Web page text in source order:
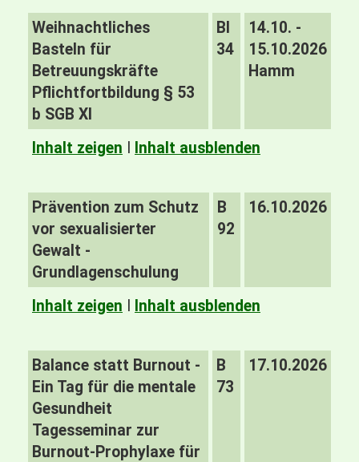
Weihnachtliches
Basteln für
Betreuungskräfte
Pflichtfortbildung § 53
b SGB XI
BI
34
14.10. -
15.10.2026
Hamm
Inhalt zeigen Inhalt ausblenden
Prävention zum Schutz
vor sexualisierter
Gewalt -
Grundlagenschulung
B
92
16.10.2026
Inhalt zeigen Inhalt ausblenden
Balance statt Burnout -
Ein Tag für die mentale
Gesundheit
Tagesseminar zur
Burnout-Prophylaxe für
B
73
17.10.2026